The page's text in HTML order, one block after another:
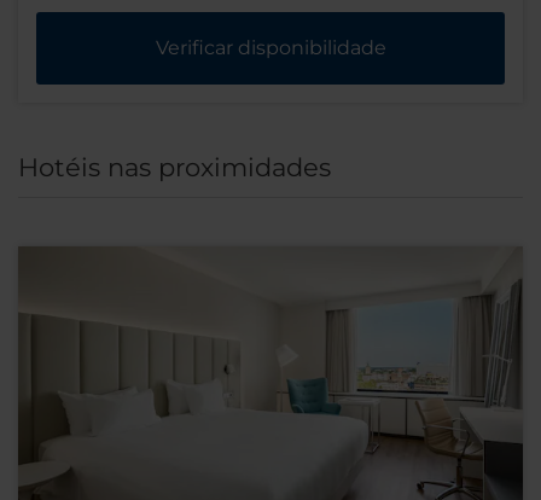
Verificar disponibilidade
Hotéis nas proximidades